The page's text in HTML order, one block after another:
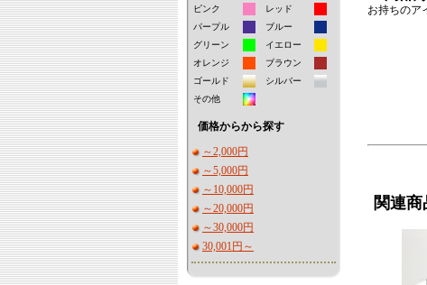
お持ちのア
関連商
ピンク
レッド
パープル
ブルー
グリーン
イエロー
オレンジ
ブラウン
ゴールド
シルバー
その他
価格からから探す
～2,000円
～5,000円
～10,000円
～20,000円
～30,000円
30,001円～